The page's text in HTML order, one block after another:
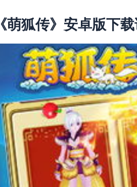
《萌狐传》安卓版下